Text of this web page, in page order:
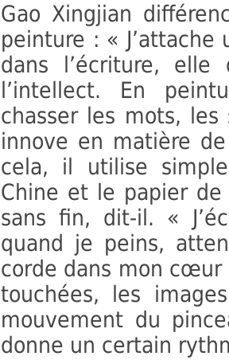
Gao Xingjian
peinture : «
dans l’écriture,
l’intellect. En
chasser les mots,
innove en matière
cela, il utilise
Chine et le papier
sans fin, dit-il. «
quand je peins,
corde dans mon cœur
touchées, les
mouvement du
donne un certain